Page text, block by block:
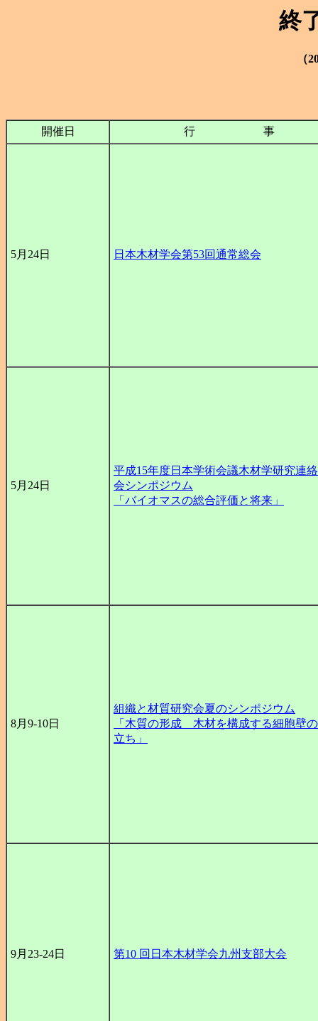
終
（
開催日 行 事
5月24日 日本木材学会第53回通常総会
5月24日
平成15年度日本学術会議木材学研究連
会シンポジウム
「バイオマスの総合評価と将来」
8月9-10日
組織と材質研究会夏のシンポジウム
「木質の形成 木材を構成する細胞壁
立ち」
9月23-24日 第10 回日本木材学会九州支部大会